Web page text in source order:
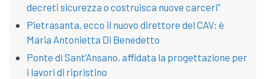
decreti sicurezza o costruisca nuove carceri”
Pietrasanta, ecco il nuovo direttore del CAV: è
Maria Antonietta Di Benedetto
Ponte di Sant’Ansano, affidata la progettazione per
i lavori di ripristino